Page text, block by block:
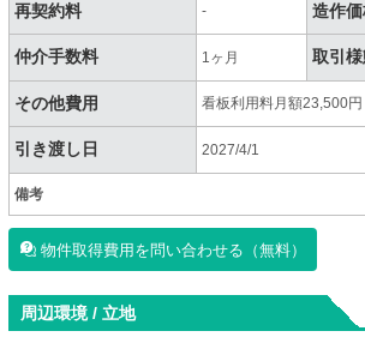
再契約料 - 造作
仲介手数料 1ヶ月 取引
その他費用 看板利用料月額23,500円
引き渡し日 2027/4/1
備考
物件取得費用を問い合わせる（無料）
周辺環境 / 立地